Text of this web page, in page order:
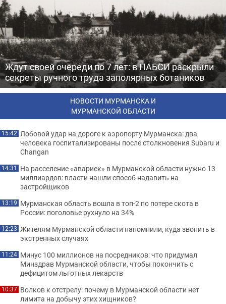
Ждут своей очереди по 7 лет: в ПАБСИ раскрыли
секреты ручного труда заполярных ботаников
НОВОСТИ МУРМАНСКА И
МУРМАНСКОЙ ОБЛАСТИ
15:42 Лобовой удар на дороге к аэропорту Мурманска: два
человека госпитализированы после столкновения Subaru и
Changan
14:31 На расселение «авариек» в Мурманской области нужно 13
миллиардов: власти нашли способ надавить на
застройщиков
13:19 Мурманская область вошла в топ-2 по потере скота в
России: поголовье рухнуло на 34%
12:23 Жителям Мурманской области напомнили, куда звонить в
экстренных случаях
11:24 Минус 100 миллионов на посредников: что придумал
Минздрав Мурманской области, чтобы покончить с
дефицитом льготных лекарств
10:37 Волков к отстрелу: почему в Мурманской области нет
лимита на добычу этих хищников?